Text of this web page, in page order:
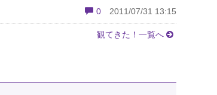
0 2011/07/31 13:15
観てきた！一覧へ